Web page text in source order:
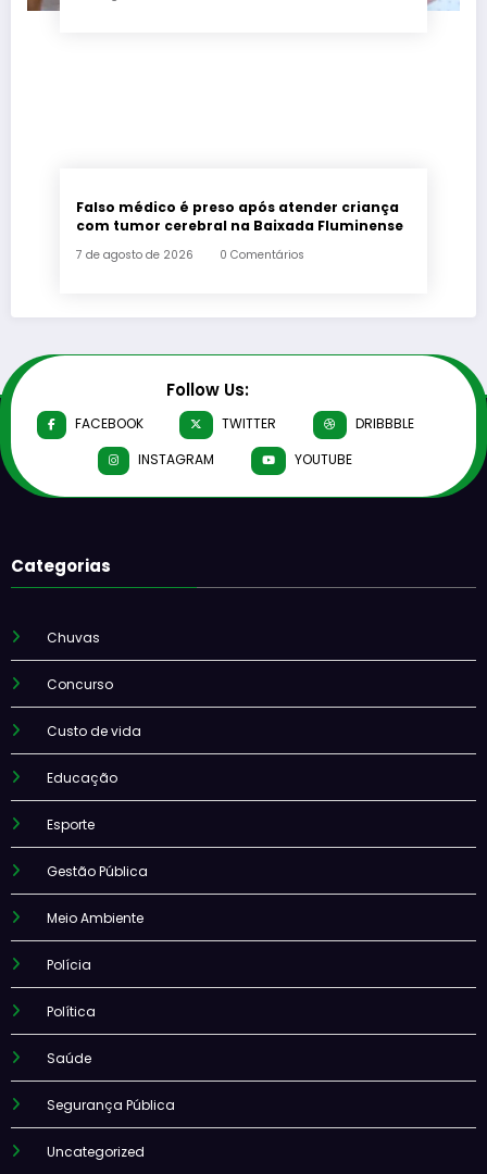
Falso médico é preso após atender criança
com tumor cerebral na Baixada Fluminense
7 de agosto de 2026 0 Comentários
Follow Us:
FACEBOOK TWITTER
DRIBBBLE
INSTAGRAM
YOUTUBE
Categorias
Chuvas
Concurso
Custo de vida
Educação
Esporte
Gestão Pública
Meio Ambiente
Polícia
Política
Saúde
Segurança Pública
Uncategorized